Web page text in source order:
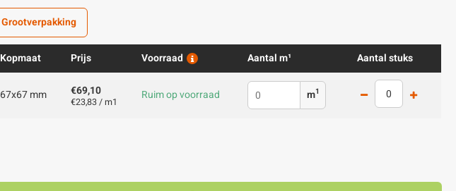
Grootverpakking
Kopmaat Prijs Voorraad Aantal m¹ Aantal stuks
67x67 mm €69,10
€23,83 / m1 Ruim op voorraad m1